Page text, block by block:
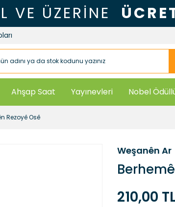
VE ÜZERİNE
Ahşap Saat Yayınevleri Nobel
Rezoyê Osê
Weşanên Ar
210,00